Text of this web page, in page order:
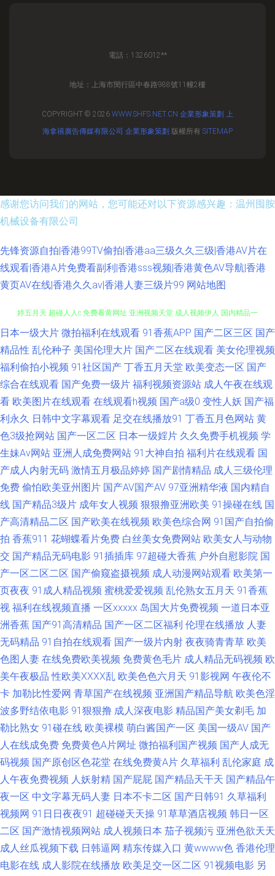
電話：1326012**
地址：上海市閔行區中春路988號11幢2樓
COPYRIGHT © 2026 WWW.SHFS.NET.CN 企業形象策劃 上
海拿禧廣告傳媒有限公司 企業形象策劃 版權所有 SITEMAP
感谢您访问我们的网站，您可能还对以下资源感兴趣：温州囤胺
机械设备有限公司
先锋资源自拍|香港99TV偷拍|香港aa三级久久三级|香港AV片在
线观看|香港A片免费看副利|香港sss视频|香港黄色AV导航|香港
黄页AV在线|香港久久av|香港人妻三级片99 网站地图
欧洲精品六六六 91成人区 91午夜福利 激情三级文学 久久99精品在线 97婷
婷五月天 超碰人人c 免费看黄网址 亚洲视频天堂 成人视频伊人 国内精品一
丁香伊人影院 麻豆不打烊AV 午夜福利图片 俺去也色洛洛 国产激情另类 殴美
系列一区 最新地址91 www97人妻 黄色电影地址 瑟瑟五月天婷婷 91视屏黄
超碰久18 久草导航 日本A片网址 3级片网址 www福利区一区 国产中出在线
观看 韩国伦理丝袜 69xbcom 国产另类综合 深夜福利传媒精品 91在线免费播
乱仑 久久中文AV资源 欧美欧美欧美欧美 亚洲色鬼 97亚洲色 91每日更新 国
产综合18P 伦理片视频污污 亚洲国产日韩系列 www黄淫 福利成人视频网 精
品网站导航 日本道a不卡 在线观看污视频 大香蕉伊人網 久草cn 欧美日韩肏
屄 91白丝制服 白丝内操 福利影院最新网址 欧美性爱一区区 91次元免费视频
操碰伊人 国产久草视频导航 免费18 久草在线资源网 男人色导航 天天操B亚
洲性爱 国产插穴 久久综合伊人无码 人人摸人人操91 97爱黄色 国产亚洲
1311 日韩三级av 91愛愛 97涩在线资源网 导航色AVVV 国产在线欧 日本不卡
一区二区 伊人久久狼人 91精品观看视频 www日本A 豆花社区视频18 人人操
区 亚洲伊人网香蕉网 超碰97在线观 老湿影院福利 丝袜颜射AV网 91豆花在
日本一级大片 微拍福利在线观看 91香蕉APP 国产二区三区 国产
精品性 乱伦种子 美国伦理大片 国产二区在线观看 美女伦理视频
福利偷拍小视频 91社区国产 丁香五月天堂 欧美变态一区 国产
综合在线观看 国产免费一级片 福利视频资源站 成人午夜在线观
看 欧美图片在线观看 在线观看h视频 国产a级0 变性人妖 国产福
利永久 日韩中文字幕观看 足交在线播放91 丁香五月色网站 黄
色3级抢网站 国产一区二区 日本一级婬片 久久免费手机视频 学
生妹Av网站 亚洲人成免费网站 91大神自拍 福利片在线观看 国
产成人内射无码 激情五月极品婷婷 国产剧情精品 成人三级伦理
免费 偷怕欧美亚州图片 国产AV国产AV 97亚洲精华液 国内精自
线 国产精品3级片 成年女人视频 狠狠撸亚洲欧美 91操碰在线 国
产高清精品二区 国产欧美在线视频 欧美色综合网 91国产自拍偷
拍 香蕉911 花蝴蝶看片免费 白丝美女免费网站 欧美女人与动物
交 国产精品无码电影 91插插库 97超碰大香蕉 户外自慰影院 国
产一区二区二区 国产偷窥盗摄视频 成人动漫网站观看 欧美第一
页夜夜 91成人精品视频 蜜桃爱爱视频 乱伦熟女五月天 91香蕉
视 福利在线视频直播 一区xxxxx 岛国大片免费视频 一道日本亚
洲香蕉 国产91高清精品 国产一区二区福利 伦理在线播放 人妻
无码精品 91自拍在线观看 国产一级片内射 夜夜骑青青草 欧美
色图人妻 在线免费欧美视频 免费黄色毛片 成人精品无码视频 欧
美午夜极品 性欧美ⅩⅩⅩⅩ乱 欧美色色六月天 91影视网 午夜伦不
卡 加勒比性爱网 青草国产在线视频 亚洲国产精品导航 欧美色淫
波多野结依电影 91狠狠撸 成人深夜电影 精品国产美女剃毛 加
勒比熟女 91碰在线 欧美裸模 萌白酱国产一区 美国一级AV 国产
人在线成免费 免费黄色A片网址 微拍福利国产视频 国产人成无
码视频 国产原创区色花堂 在线免费黄A片 久草福利 乱伦家庭 成
人午夜免费视频 人妖射精 国产屁屁 国产精品天干天 国产精品午
夜一区 中文字幕无码人妻 日本不卡二区 国产日韩91 久草福利
视频网 91日日夜夜91 超碰碰天天操 91草草酒店视频 韩日一区
二区 国产激情视频网站 成人视频日本 茄子视频污 亚洲色欲天天
成人丝瓜视频下载 日韩逼网 精东传媒入口 黄wwww色 香港伦理
电影在线 成人影院在线播放 欧美足交一区二区 91视频电影 另